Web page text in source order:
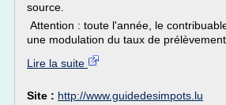
source.
Attention : toute l'année, le
une modulation du taux de prélèvement
Lire la suite
Site : http://www.guidedesimpots.lu